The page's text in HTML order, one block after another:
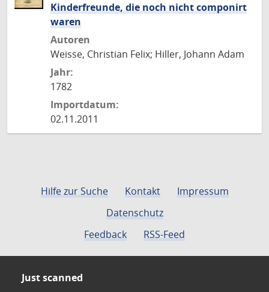
Kinderfreunde, die noch nicht componirt
waren
Autoren
Weisse, Christian Felix; Hiller, Johann Adam
Jahr:
1782
Importdatum:
02.11.2011
Hilfe zur Suche Kontakt
Impressum
Datenschutz
Feedback
RSS-Feed
Just scanned